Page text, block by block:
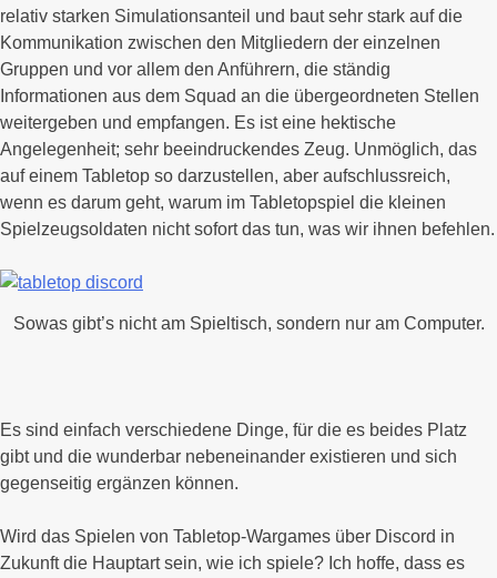
relativ starken Simulationsanteil und baut sehr stark auf die
Kommunikation zwischen den Mitgliedern der einzelnen
Gruppen und vor allem den Anführern, die ständig
Informationen aus dem Squad an die übergeordneten Stellen
weitergeben und empfangen. Es ist eine hektische
Angelegenheit; sehr beeindruckendes Zeug. Unmöglich, das
auf einem Tabletop so darzustellen, aber aufschlussreich,
wenn es darum geht, warum im Tabletopspiel die kleinen
Spielzeugsoldaten nicht sofort das tun, was wir ihnen befehlen.
Sowas gibt’s nicht am Spieltisch, sondern nur am Computer.
Es sind einfach verschiedene Dinge, für die es beides Platz
gibt und die wunderbar nebeneinander existieren und sich
gegenseitig ergänzen können.
Wird das Spielen von Tabletop-Wargames über Discord in
Zukunft die Hauptart sein, wie ich spiele? Ich hoffe, dass es